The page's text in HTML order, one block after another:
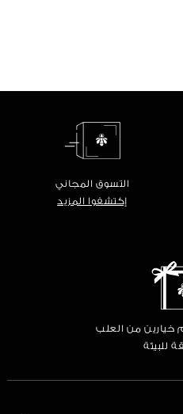
التسوق المجاني
إكتشفوا المزيد
خيارين من العلب
للبيئة